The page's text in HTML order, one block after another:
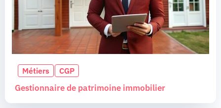
Métiers CGP
Gestionnaire de patrimoine immobilier